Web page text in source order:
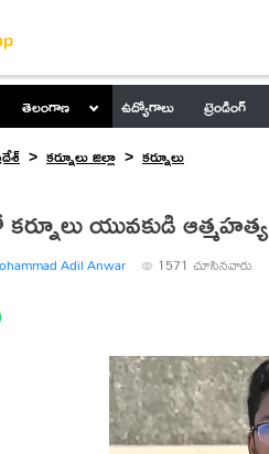
తెలంగాణ ఉద్యోగాలు ట్రెండింగ్
కర్నూలు జిల్లా కర్నూలు
యువకుడి ఆత్మహత్య
Adil Anwar 1571 చూసినవారు